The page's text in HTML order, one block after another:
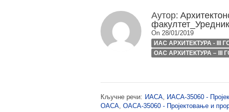
Аутор:
факултет_Уредник
On 28/01/2019
ИАС АРХИТЕКТУРА - III
ОАС АРХИТЕКТУРА – III
Кључне речи: ИАСА, ИАСА-35060 -
ОАСА, ОАСА-35060 - Пројектовање и